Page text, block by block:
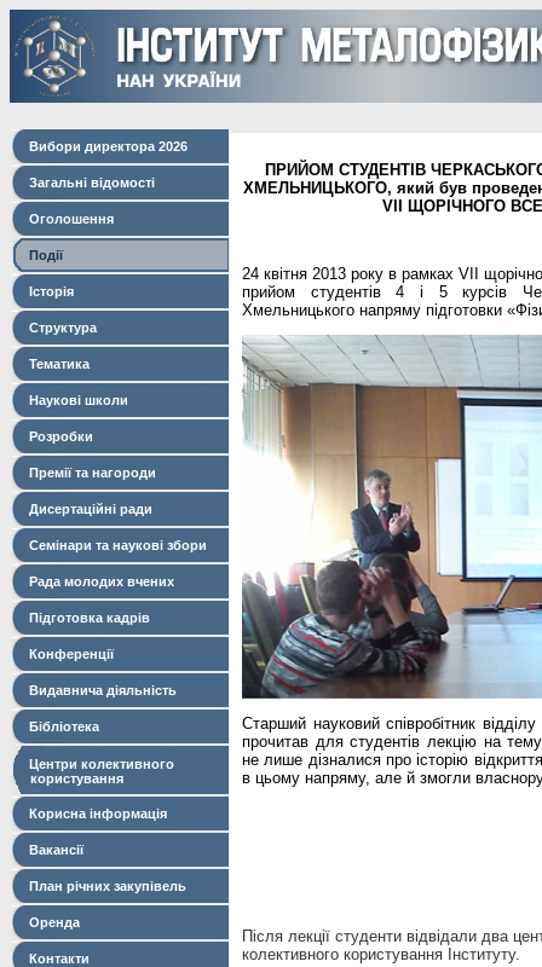
Вибори директора 2026
Загальні відомості
Оголошення
Події
Історія
Структура
Тематика
Наукові школи
Розробки
Премії та нагороди
Дисертаційні ради
Семінари та наукові збори
Рада молодих вчених
Підготовка кадрів
Конференції
Видавнича діяльність
Бібліотека
Центри колективного
користування
Корисна інформація
Вакансії
План річних закупівель
Оренда
Контакти
ПРИЙОМ СТУДЕНТІВ
ХМЕЛЬНИЦЬКОГО, який був
VII ЩОРІЧНОГО
24 квітня 2013 року в рамках VII
прийом студентів 4 і 5 курсів
Хмельницького напряму підготовки
Старший науковий співробітник
прочитав для студентів лекцію на
не лише дізналися про історію
в цьому напряму, але й змогли
Після лекції студенти відвідали два
колективного користування Інституту.